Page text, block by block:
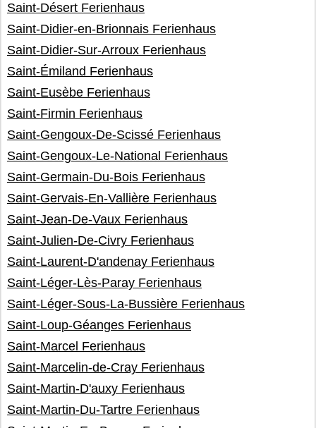
Saint-Désert Ferienhaus
Saint-Didier-en-Brionnais Ferienhaus
Saint-Didier-Sur-Arroux Ferienhaus
Saint-Émiland Ferienhaus
Saint-Eusèbe Ferienhaus
Saint-Firmin Ferienhaus
Saint-Gengoux-De-Scissé Ferienhaus
Saint-Gengoux-Le-National Ferienhaus
Saint-Germain-Du-Bois Ferienhaus
Saint-Gervais-En-Vallière Ferienhaus
Saint-Jean-De-Vaux Ferienhaus
Saint-Julien-De-Civry Ferienhaus
Saint-Laurent-D'andenay Ferienhaus
Saint-Léger-Lès-Paray Ferienhaus
Saint-Léger-Sous-La-Bussière Ferienhaus
Saint-Loup-Géanges Ferienhaus
Saint-Marcel Ferienhaus
Saint-Marcelin-de-Cray Ferienhaus
Saint-Martin-D'auxy Ferienhaus
Saint-Martin-Du-Tartre Ferienhaus